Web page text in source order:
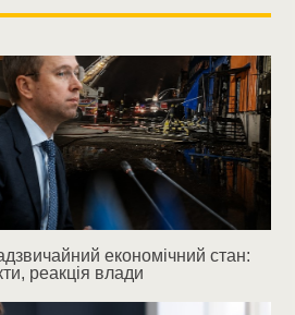
економічний стан:
реакція влади